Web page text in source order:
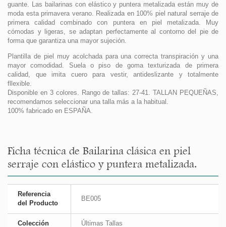
guante. Las bailarinas con elástico y puntera metalizada están muy de
moda esta primavera verano. Realizada en 100% piel natural serraje de
primera calidad combinado con puntera en piel metalizada. Muy
cómodas y ligeras, se adaptan perfectamente al contorno del pie de
forma que garantiza una mayor sujeción.
Plantilla de piel muy acolchada para una correcta transpiración y una
mayor comodidad. Suela o piso de goma texturizada de primera
calidad, que imita cuero para vestir, antideslizante y totalmente
fllexible.
Disponible en 3 colores. Rango de tallas: 27-41. TALLAN PEQUEÑAS,
recomendamos seleccionar una talla más a la habitual.
100% fabricado en ESPAÑA.
Ficha técnica de Bailarina clásica en piel
serraje con elástico y puntera metalizada.
Referencia
del Producto
BE005
Colección Últimas Tallas